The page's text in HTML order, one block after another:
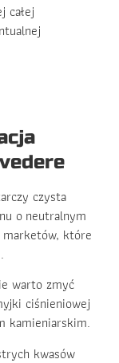
całej
czysta
o neutralnym
marketów, które
warto zmyć
ciśnieniowej
kamieniarskim.
kwasów